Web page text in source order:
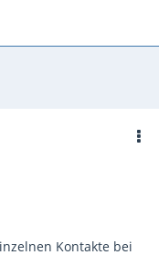
Kontakte bei